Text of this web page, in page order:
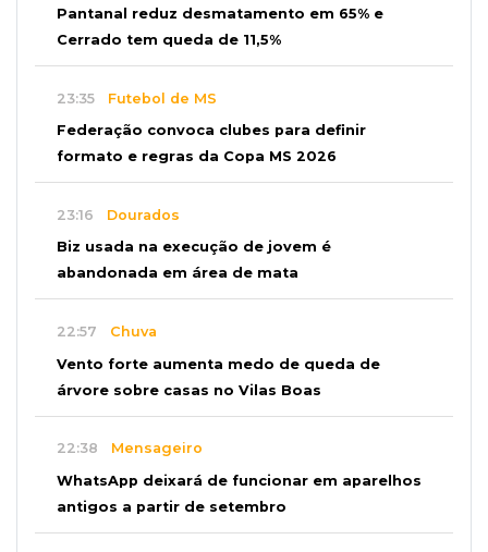
Pantanal reduz desmatamento em 65% e
Cerrado tem queda de 11,5%
23:35 Futebol de MS
Federação convoca clubes para definir
formato e regras da Copa MS 2026
23:16 Dourados
Biz usada na execução de jovem é
abandonada em área de mata
22:57 Chuva
Vento forte aumenta medo de queda de
árvore sobre casas no Vilas Boas
22:38 Mensageiro
WhatsApp deixará de funcionar em aparelhos
antigos a partir de setembro